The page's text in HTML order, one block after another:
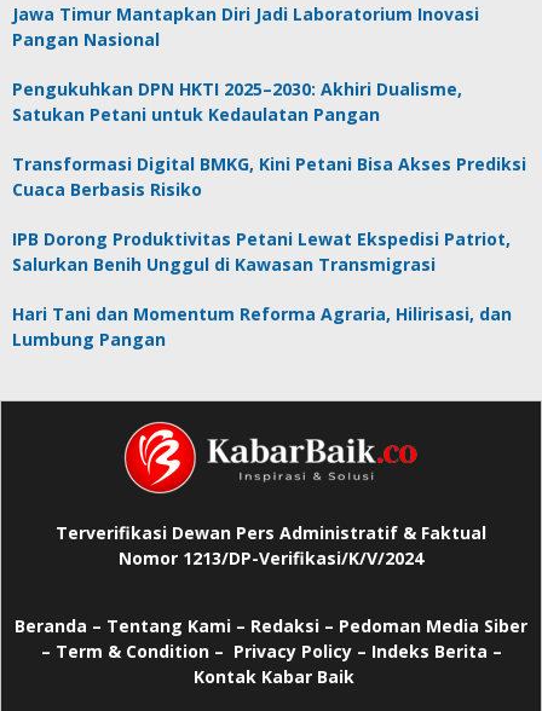
Jawa Timur Mantapkan Diri Jadi Laboratorium Inovasi
Pangan Nasional
Pengukuhkan DPN HKTI 2025–2030: Akhiri Dualisme,
Satukan Petani untuk Kedaulatan Pangan
Transformasi Digital BMKG, Kini Petani Bisa Akses Prediksi
Cuaca Berbasis Risiko
IPB Dorong Produktivitas Petani Lewat Ekspedisi Patriot,
Salurkan Benih Unggul di Kawasan Transmigrasi
Hari Tani dan Momentum Reforma Agraria, Hilirisasi, dan
Lumbung Pangan
Terverifikasi Dewan Pers Administratif & Faktual
Nomor 1213/DP-Verifikasi/K/V/2024
Beranda – Tentang Kami – Redaksi – Pedoman Media Siber
– Term & Condition – Privacy Policy– Indeks Berita –
Kontak Kabar Baik